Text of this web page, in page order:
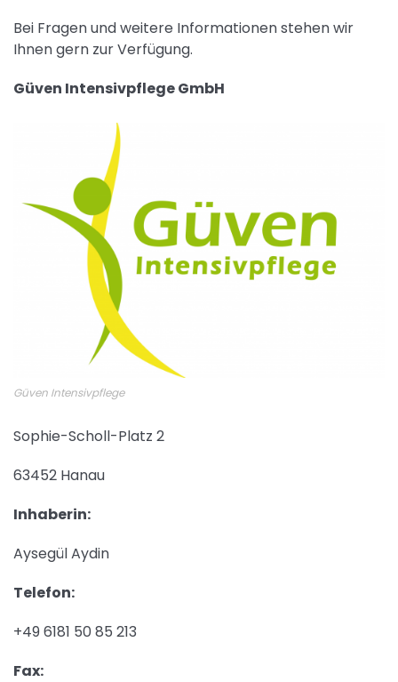
Bei Fragen und weitere Informationen stehen wir
Ihnen gern zur Verfügung.
Güven Intensivpflege GmbH
Güven Intensivpflege
Sophie-Scholl-Platz 2
63452 Hanau
Inhaberin:
Aysegül Aydin
Telefon:
+49 6181 50 85 213
Fax: